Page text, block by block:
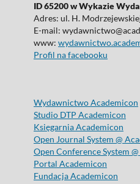
ID 65200 w Wykazie
Adres: ul. H.
E-mail:
www:
Profil na facebooku
Wydawnictwo Academicon
Studio DTP Academicon
Księgarnia Academicon
Open Journal System @
Open Conference System
Portal Academicon
Fundacja Academicon